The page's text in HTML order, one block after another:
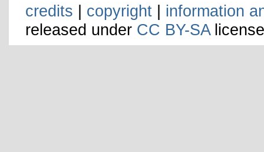
credits | copyright | information
released under CC BY-SA